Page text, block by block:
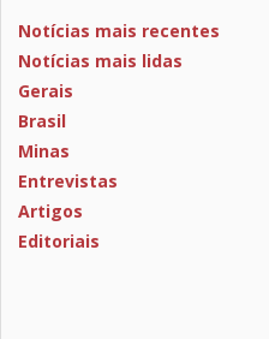
Notícias mais recentes
Notícias mais lidas
Gerais
Brasil
Minas
Entrevistas
Artigos
Editoriais